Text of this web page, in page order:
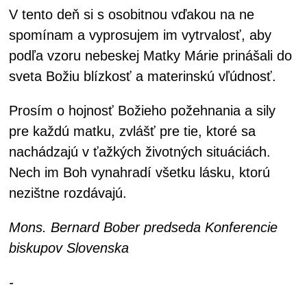
V tento deň si s osobitnou vďakou na ne
spomínam a vyprosujem im vytrvalosť, aby
podľa vzoru nebeskej Matky Márie prinášali do
sveta Božiu blízkosť a materinskú vľúdnosť.
Prosím o hojnosť Božieho požehnania a sily
pre každú matku, zvlášť pre tie, ktoré sa
nachádzajú v ťažkých životných situáciách.
Nech im Boh vynahradí všetku lásku, ktorú
nezištne rozdávajú.
Mons. Bernard Bober predseda Konferencie
biskupov Slovenska
-